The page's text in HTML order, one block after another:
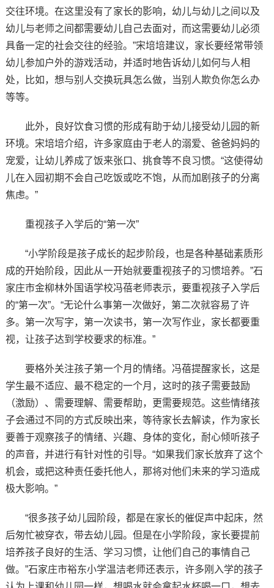
交往环境。在这里没有了家长的影响，幼儿与幼儿之间以及
幼儿与老师之间都需要幼儿自己去面对，而这需要幼儿必须
具备一定的社会交往的经验。”宋培培建议，家长要经常带领
幼儿参加户外的游戏活动，并适时地告诉幼儿如何与人相
处，比如，想与别人交换玩具怎么做，当别人欺负你怎么办
等等。
此外，良好饮食习惯的形成有助于幼儿接受幼儿园的新
环境。宋培培介绍，许多家庭由于老人的溺爱、爸爸妈妈的
宠爱，让幼儿养成了饭来张口、挑食等不良习惯。“这使得幼
儿在入园初期不会自己吃饭或吃不饱，从而加剧孩子的分离
焦虑。”
重视孩子入学后的“第一次”
“小学阶段是孩子成长的起步阶段，也是各种基础素质形
成的开始阶段，因此从一开始就要重视孩子的习惯培养。”石
家庄市金柳林外国语学校冯蓓老师表示，要重视孩子入学后
的“第一次”。“无论什么事第一次做好，第二次就容易了许
多。第一次写字，第一次读书，第一次写作业，家长都要重
视，让孩子达到学校要求的标准。”
要格外关注孩子第一个月的情绪。冯蓓提醒家长，这是
学生最不适应、最不稳定的一个月，这时的孩子需要鼓励
（激励）、需要理解、需要帮助，更需要规范。这些情绪孩
子会通过不同的方式反映出来，等待家长去解读，作为家长
要善于观察孩子的情绪、兴趣、身体的变化，耐心倾听孩子
的声音，并进行有针对性的引导。“如果我们家长放弃了这个
机会，或把这种责任委托他人，那将对他们未来的学习造成
极大影响。”
“很多孩子幼儿园阶段，都是在家长的催促声中起床，然
后匆忙被穿衣，带去幼儿园。但是在小学阶段，家长要提前
培养孩子良好的生活、学习习惯，让他们自己的事情自己
做。”石家庄市裕东小学温洁老师还表示，许多刚入学的孩子